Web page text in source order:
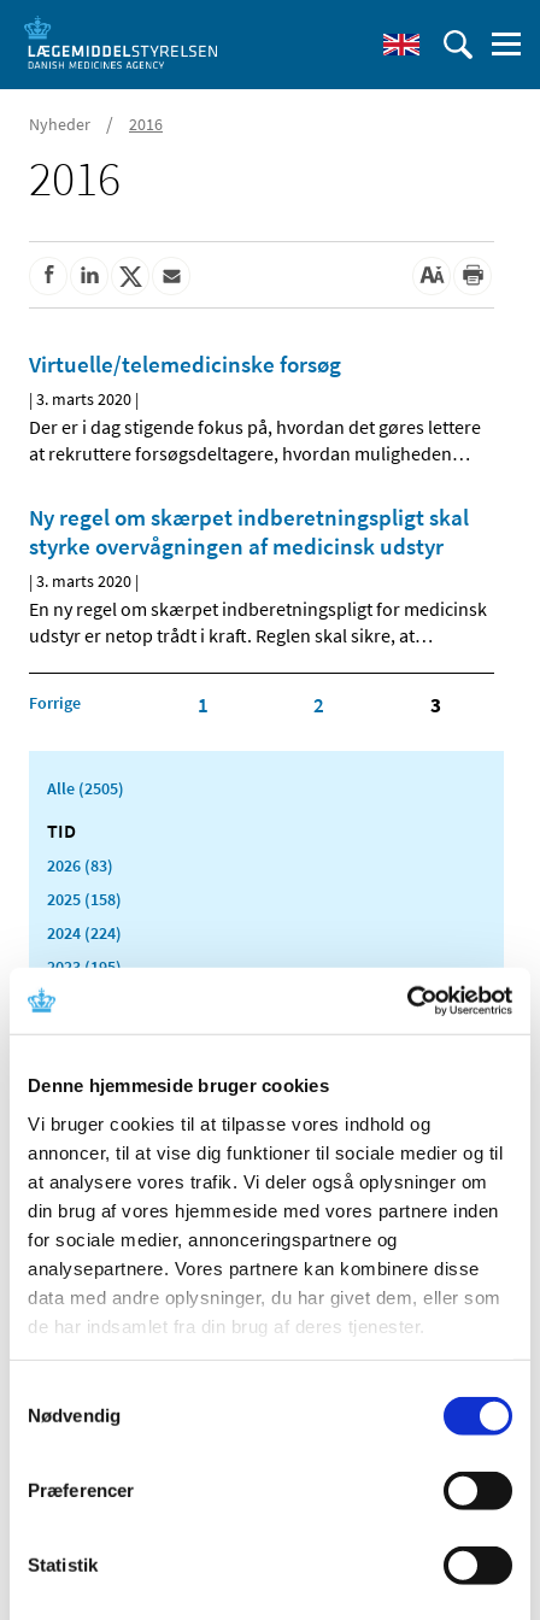
Denne hjemmeside bruger cookies
Vi bruger cookies til at tilpasse vores indhold og
annoncer, til at vise dig funktioner til sociale medier og til
at analysere vores trafik. Vi deler også oplysninger om
din brug af vores hjemmeside med vores partnere inden
for sociale medier, annonceringspartnere og
analysepartnere. Vores partnere kan kombinere disse
data med andre oplysninger, du har givet dem, eller som
de har indsamlet fra din brug af deres tjenester.
Nødvendig
Præferencer
Statistik
Nyheder / 2016
2016
Virtuelle/telemedicinske forsøg
|3. marts 2020 |
Der er i dag stigende fokus på, hvordan det gøres lettere
at rekruttere forsøgsdeltagere, hvordan muligheden…
Ny regel om skærpet indberetningspligt skal
styrke overvågningen af medicinsk udstyr
|3. marts 2020 |
En ny regel om skærpet indberetningspligt for medicinsk
udstyr er netop trådt i kraft. Reglen skal sikre, at…
Forrige 1 2 3
Alle (2505)
TID
2026 (83)
2025 (158)
2024 (224)
2023 (195)
2022 (197)
2021 (516)
december (24)
november (33)
oktober (20)
september (20)
august (17)
juni (21)
maj (21)
februar (12)
2019 (159)
2016 (167)